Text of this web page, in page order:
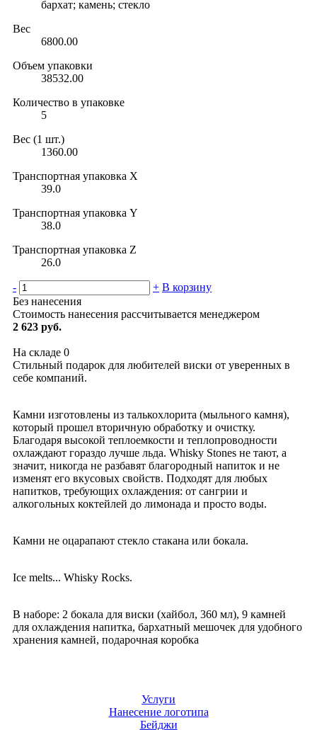
бархат; камень; стекло
Вес
6800.00
Объем упаковки
38532.00
Количество в упаковке
5
Вес (1 шт.)
1360.00
Транспортная упаковка X
39.0
Транспортная упаковка Y
38.0
Транспортная упаковка Z
26.0
- + В корзину
Без нанесения
Стоимость нанесения рассчитывается менеджером
2 623 руб.
На складе 0
Стильный подарок для любителей виски от уверенных в
себе компаний.
Камни изготовлены из талькохлорита (мыльного камня),
который прошел вторичную обработку и очистку.
Благодаря высокой теплоемкости и теплопроводности
охлаждают гораздо лучше льда. Whisky Stones не тают, а
значит, никогда не разбавят благородный напиток и не
изменят его вкусовых свойств. Подходят для любых
напитков, требующих охлаждения: от сангрии и
алкогольных коктейлей до лимонада и просто воды.
Камни не оцарапают стекло стакана или бокала.
Ice melts... Whisky Rocks.
В наборе: 2 бокала для виски (хайбол, 360 мл), 9 камней
для охлаждения напитка, бархатный мешочек для удобного
хранения камней, подарочная коробка
Услуги
Нанесение логотипа
Бейджи